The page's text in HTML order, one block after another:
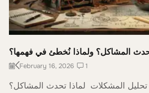
المشاكل؟ ولماذا نُخطئ في فهمها؟
February 16, 2026 1
المشكلات لماذا تحدث المشاكل؟